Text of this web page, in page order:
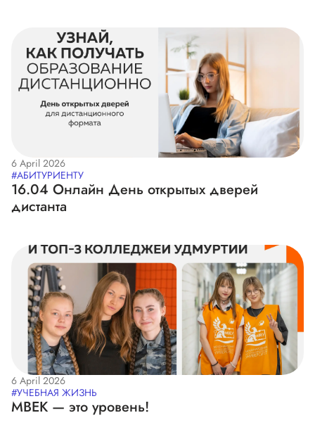
6 April 2026
#АБИТУРИЕНТУ
16.04 Онлайн День открытых дверей
дистанта
6 April 2026
#УЧЕБНАЯ ЖИЗНЬ
МВЕК — это уровень!